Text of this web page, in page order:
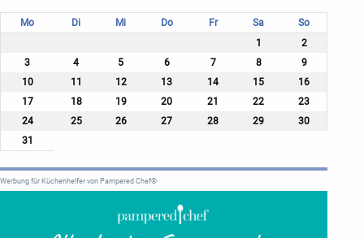
Mo Di Mi Do Fr Sa
So
1
2
3
4 5 6 7 8
9
10
11 12 13 14 15
16
17
18 19 20 21 22
23
24
25 26 27 28 29
30
31
Werbung für Küchenhelfer von Pampered Chef®